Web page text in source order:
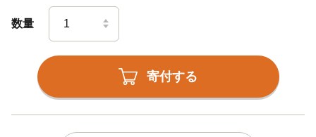
数量
寄付する